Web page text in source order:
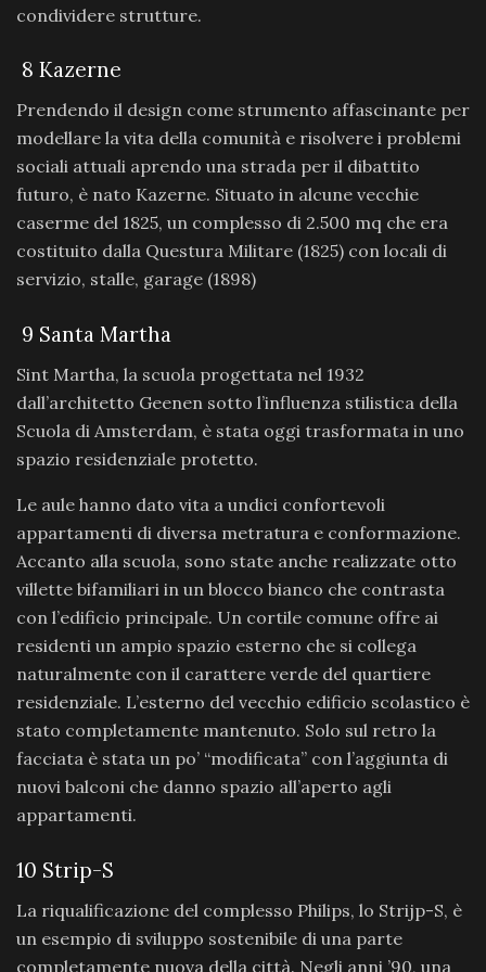
condividere strutture.
8 Kazerne
Prendendo il design come strumento affascinante per
modellare la vita della comunità e risolvere i problemi
sociali attuali aprendo una strada per il dibattito
futuro, è nato Kazerne. Situato in alcune vecchie
caserme del 1825, un complesso di 2.500 mq che era
costituito dalla Questura Militare (1825) con locali di
servizio, stalle, garage (1898)
9 Santa Martha
Sint Martha, la scuola progettata nel 1932
dall’architetto Geenen sotto l’influenza stilistica della
Scuola di Amsterdam, è stata oggi trasformata in uno
spazio residenziale protetto.
Le aule hanno dato vita a undici confortevoli
appartamenti di diversa metratura e conformazione.
Accanto alla scuola, sono state anche realizzate otto
villette bifamiliari in un blocco bianco che contrasta
con l’edificio principale. Un cortile comune offre ai
residenti un ampio spazio esterno che si collega
naturalmente con il carattere verde del quartiere
residenziale. L’esterno del vecchio edificio scolastico è
stato completamente mantenuto. Solo sul retro la
facciata è stata un po’ “modificata” con l’aggiunta di
nuovi balconi che danno spazio all’aperto agli
appartamenti.
10 Strip-S
La riqualificazione del complesso Philips, lo Strijp-S, è
un esempio di sviluppo sostenibile di una parte
completamente nuova della città. Negli anni ’90, una